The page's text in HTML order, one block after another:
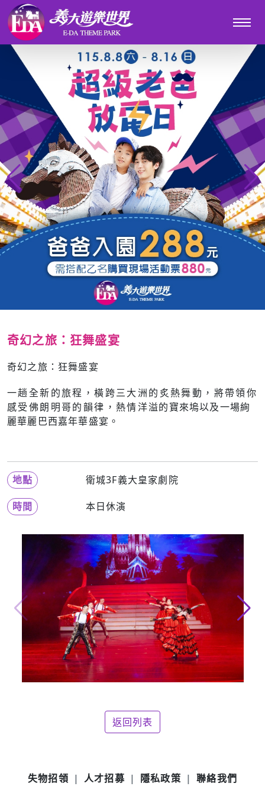
奇幻之旅：狂舞盛宴
奇幻之旅：狂舞盛宴
一趟全新的旅程，橫跨三大洲的炙熱舞動，將帶領你
感受佛朗明哥的韻律，熱情洋溢的寶來塢以及一場絢
麗華麗巴西嘉年華盛宴。
地點 衛城3F義大皇家劇院
時間 本日休演
返回列表
失物招領 人才招募 隱私政策 聯絡我們